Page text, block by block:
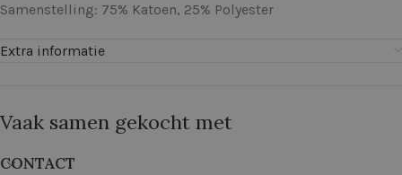
Samenstelling: 75% Katoen, 25% Polyester
Extra informatie
Vaak samen gekocht met
CONTACT